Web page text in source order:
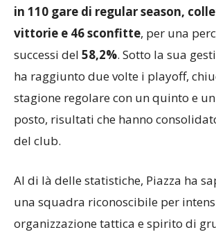
in 110 gare di regular season,
vittorie e 46 sconfitte, per una
successi del 58,2%. Sotto la sua
ha raggiunto due volte i playoff,
stagione regolare con un quinto e
posto, risultati che hanno
del club.
Al di là delle statistiche, Piazza ha
una squadra riconoscibile per
organizzazione tattica e spirito di